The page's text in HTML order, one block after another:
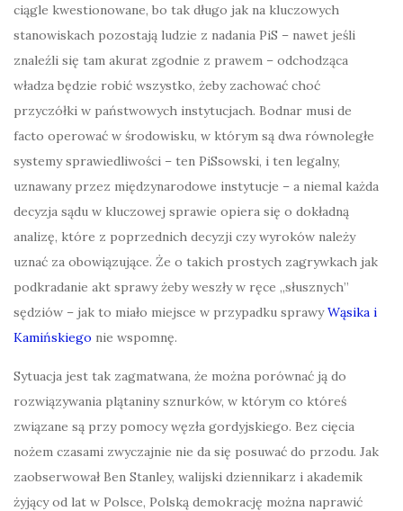
ciągle kwestionowane, bo tak długo jak na kluczowych
stanowiskach pozostają ludzie z nadania PiS – nawet jeśli
znaleźli się tam akurat zgodnie z prawem – odchodząca
władza będzie robić wszystko, żeby zachować choć
przyczółki w państwowych instytucjach. Bodnar musi de
facto operować w środowisku, w którym są dwa równoległe
systemy sprawiedliwości – ten PiSsowski, i ten legalny,
uznawany przez międzynarodowe instytucje – a niemal każda
decyzja sądu w kluczowej sprawie opiera się o dokładną
analizę, które z poprzednich decyzji czy wyroków należy
uznać za obowiązujące. Że o takich prostych zagrywkach jak
podkradanie akt sprawy żeby weszły w ręce „słusznych”
sędziów – jak to miało miejsce w przypadku sprawyWąsika i
Kamińskiego nie wspomnę.
Sytuacja jest tak zagmatwana, że można porównać ją do
rozwiązywania plątaniny sznurków, w którym co któreś
związane są przy pomocy węzła gordyjskiego. Bez cięcia
nożem czasami zwyczajnie nie da się posuwać do przodu. Jak
zaobserwował Ben Stanley, walijski dziennikarz i akademik
żyjący od lat w Polsce, Polską demokrację można naprawić